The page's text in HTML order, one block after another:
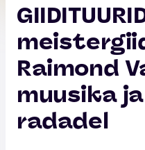
Raimond
muusika
radadel